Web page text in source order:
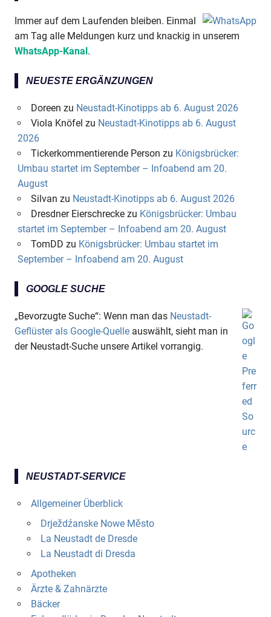
Immer auf dem Laufenden bleiben. Einmal
am Tag alle Meldungen kurz und knackig in unserem
WhatsApp-Kanal .
NEUESTE ERGÄNZUNGEN
Doreen zu Neustadt-Kinotipps ab 6. August 2026
Viola Knöfel zu Neustadt-Kinotipps ab 6. August
2026
Tickerkommentierende Person zu Königsbrücker:
Umbau startet im September – Infoabend am 20.
August
Silvan zu Neustadt-Kinotipps ab 6. August 2026
Dresdner Eierschreckezu Königsbrücker: Umbau
startet im September – Infoabend am 20. August
TomDD zu Königsbrücker: Umbau startet im
September – Infoabend am 20. August
GOOGLE SUCHE
„Bevorzugte Suche“: Wenn man das Neustadt-
Geflüster als Google-Quelle auswählt, sieht man in
der Neustadt-Suche unsere Artikel vorrangig.
NEUSTADT-SERVICE
Allgemeiner Überblick
Drježdźanske Nowe Město
La Neustadt de Dresde
La Neustadt di Dresda
Apotheken
Ärzte & Zahnärzte
Bäcker